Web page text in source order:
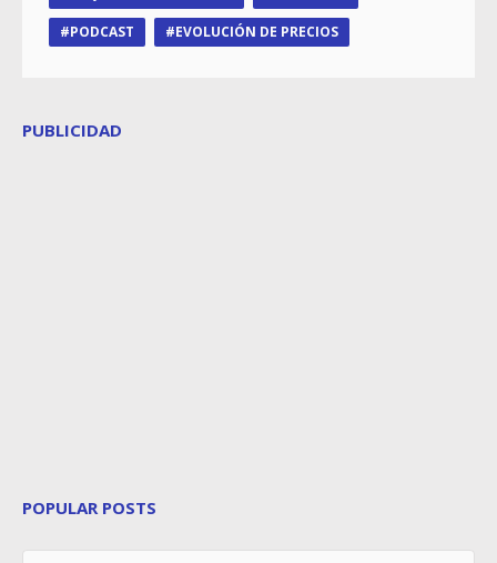
PODCAST
EVOLUCIÓN DE PRECIOS
PUBLICIDAD
POPULAR POSTS